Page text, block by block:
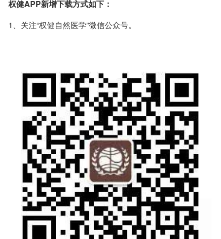
权健APP新增下载方式如下：
1、关注“权健自然医学”微信公众号。